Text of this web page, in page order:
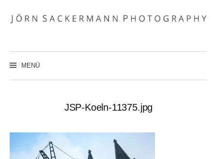
Inhalt
überspringen
MENÜ
JSP-Koeln-11375.jpg